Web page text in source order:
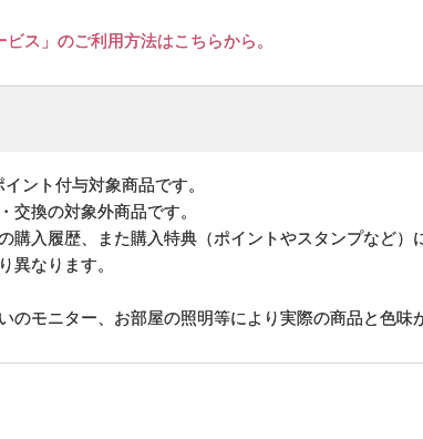
ス」のご利用方法はこちらから。
ント付与対象商品です。
交換の対象外商品です。
購入履歴、また購入特典（ポイントやスタンプなど）
異なります。
のモニター、お部屋の照明等により実際の商品と色味